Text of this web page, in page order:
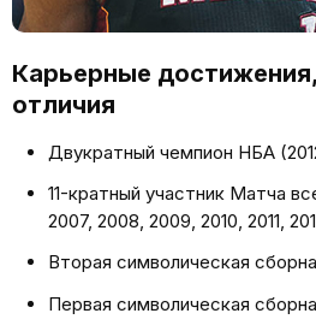
Карьерные
отличия
Двукратный чемпион НБА
11-кратный участник Матча
2007, 2008, 2009, 2010, 2011,
Вторая символическая
Первая символическая